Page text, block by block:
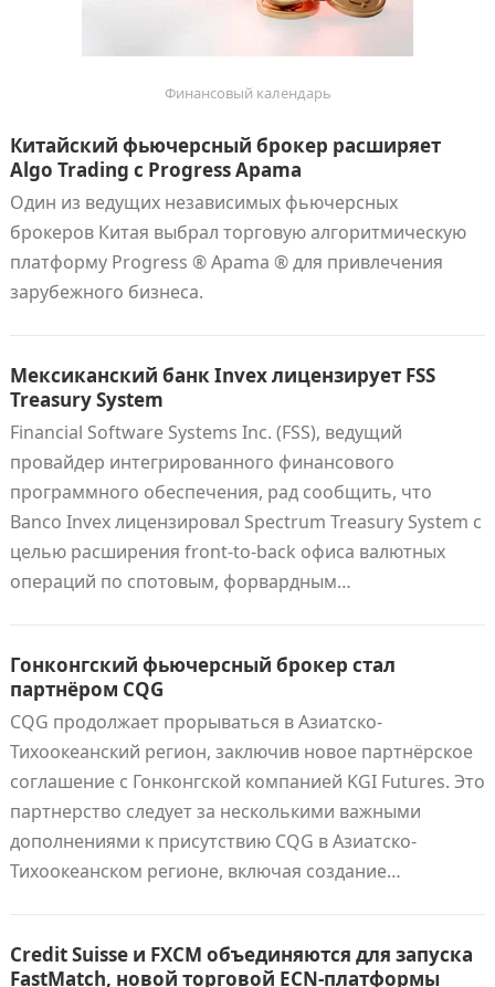
Финансовый календарь
Китайский фьючерсный брокер расширяет
Algo Trading с Progress Apama
Один из ведущих независимых фьючерсных
брокеров Китая выбрал торговую алгоритмическую
платформу Progress ® Apama ® для привлечения
зарубежного бизнеса.
Мексиканский банк Invex лицензирует FSS
Treasury System
Financial Software Systems Inc. (FSS), ведущий
провайдер интегрированного финансового
программного обеспечения, рад сообщить, что
Banco Invex лицензировал Spectrum Treasury System с
целью расширения front-to-back офиса валютных
операций по спотовым, форвардным…
Гонконгский фьючерсный брокер стал
партнёром CQG
CQG продолжает прорываться в Азиатско-
Тихоокеанский регион, заключив новое партнёрское
соглашение с Гонконгской компанией KGI Futures. Это
партнерство следует за несколькими важными
дополнениями к присутствию CQG в Азиатско-
Тихоокеанском регионе, включая создание…
Credit Suisse и FXCM объединяются для запуска
FastMatch, новой торговой ECN-платформы